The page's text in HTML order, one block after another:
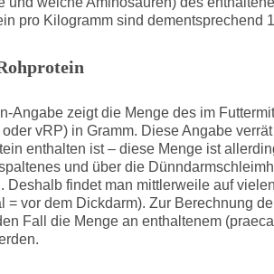
pro Kilogramm sind dementsprechend
Angabe zeigt die Menge des im
vRP) in Gramm. Diese Angabe
enthalten ist – diese Menge ist
und über die
Deshalb findet man mittlerweile auf
= vor dem Dickdarm). Zur Berechnung
Fall die Menge an enthaltenem